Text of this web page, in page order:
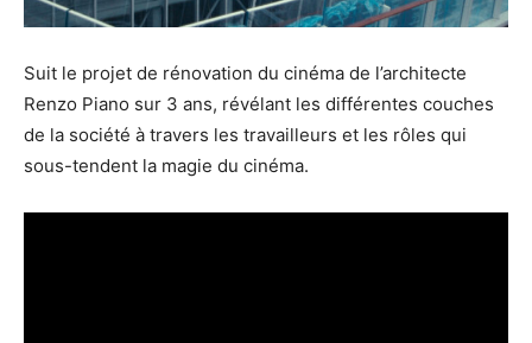
Suit le projet de rénovation du cinéma de l’architecte
Renzo Piano sur 3 ans, révélant les différentes couches
de la société à travers les travailleurs et les rôles qui
sous-tendent la magie du cinéma.